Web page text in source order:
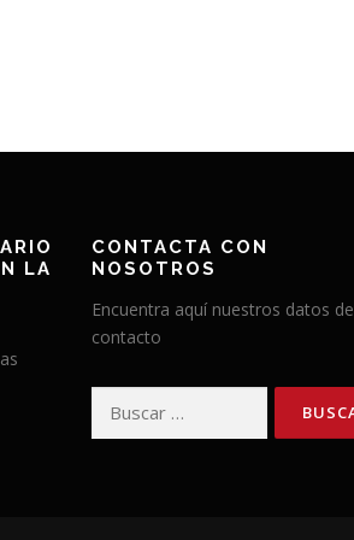
LA
CONTACTA CON
NOSOTROS
Encuentra aquí nuestros datos de
contacto